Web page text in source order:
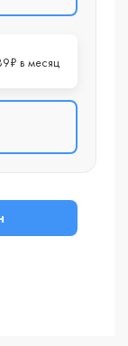
в месяц